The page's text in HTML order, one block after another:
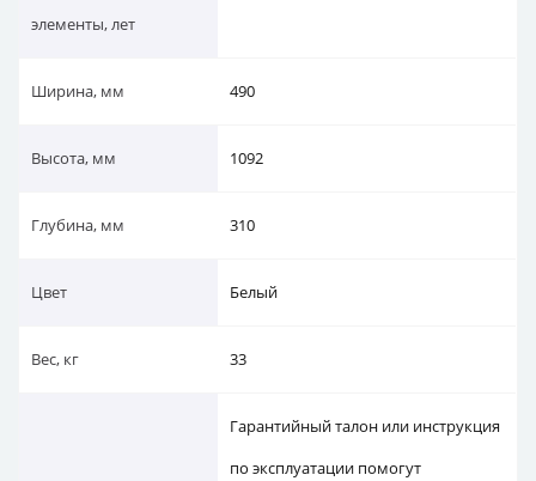
элементы, лет
Ширина, мм 490
Высота, мм 1092
Глубина, мм 310
Цвет Белый
Вес, кг 33
Гарантийный талон или инструкция
по эксплуатации помогут